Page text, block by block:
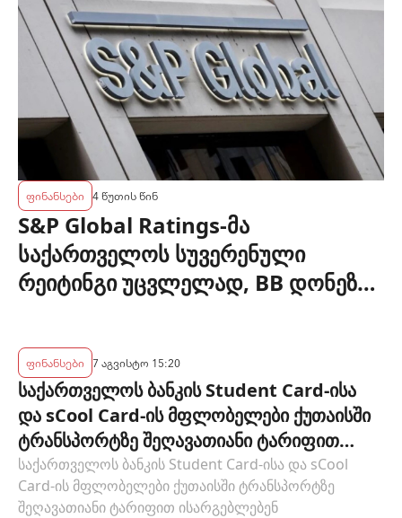
ფინანსები 4 წუთის წინ
S&P Global Ratings-მა
საქართველოს სუვერენული
რეიტინგი უცვლელად, BB დონეზე
ფინანსები 7 აგვისტო 15:20
საქართველოს ბანკის Student Card-ისა
და sCool Card-ის მფლობელები ქუთაისში
ტრანსპორტზე შეღავათიანი ტარიფით
ისარგებლებენ
საქართველოს ბანკის Student Card-ისა და sCool
Card-ის მფლობელები ქუთაისში ტრანსპორტზე
შეღავათიანი ტარიფით ისარგებლებენ